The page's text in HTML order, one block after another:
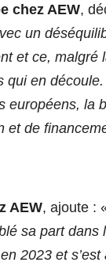
chez AEW,
un
et ce, malgré
qui en
européens, la
et de
AEW, ajoute :
sa part dans
2023 et